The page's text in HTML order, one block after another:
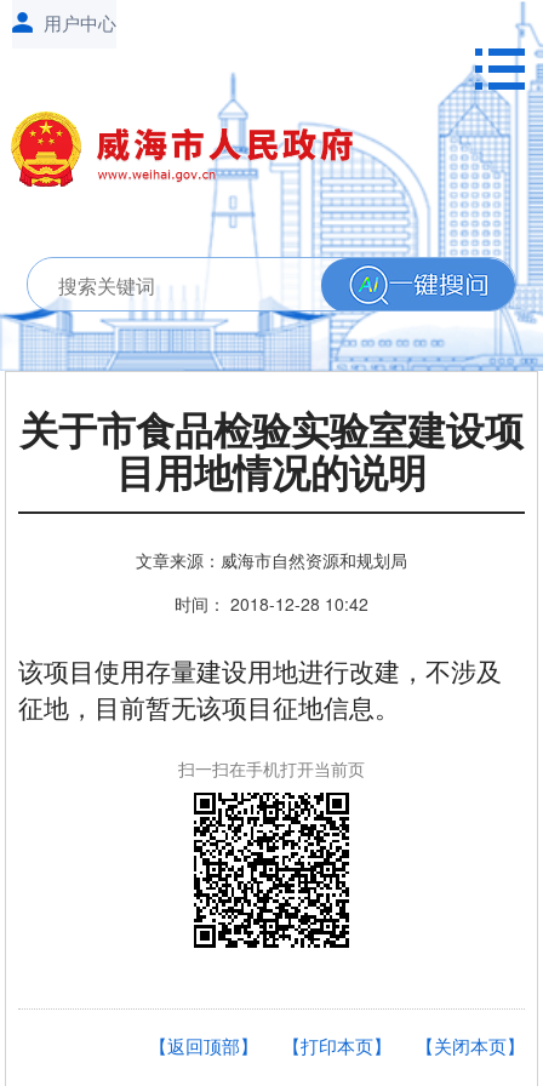
关于市食品检验实验室建设项
目用地情况的说明
文章来源：威海市自然资源和规划局
时间： 2018-12-28 10:42
该项目使用存量建设用地进行改建，不涉及
征地，目前暂无该项目征地信息。
扫一扫在手机打开当前页
【关闭本页】
【打印本页】
【返回顶部】